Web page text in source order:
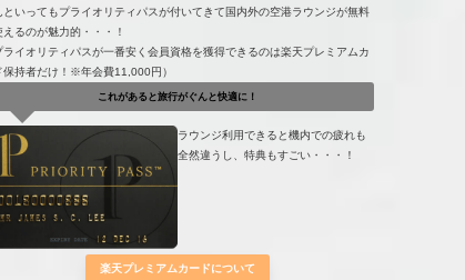
といってもプライオリティパスが付いてきて国内外の空港ラウンジが無料
えるのが魅力的・・・！
ライオリティパスが一番安く会員資格を獲得できるのは楽天プレミアムカ
保持者だけ！※年会費11,000円）
これがあると旅行がぐんと快適に！
ラウンジ利用できると機内での疲れも
全然違うし、特典もすごい・・・！
楽天プレミアムカードについて